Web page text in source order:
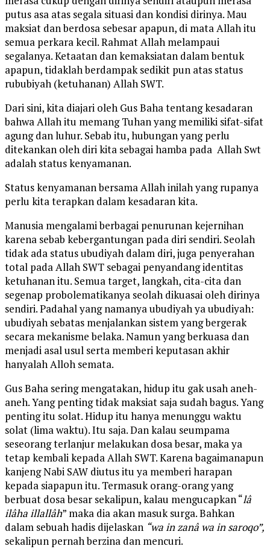
putus asa atas segala situasi dan kondisi dirinya. Mau
maksiat dan berdosa sebesar apapun, di mata Allah itu
semua perkara kecil. Rahmat Allah melampaui
segalanya. Ketaatan dan kemaksiatan dalam bentuk
apapun, tidaklah berdampak sedikit pun atas status
rububiyah (ketuhanan) Allah SWT.
Dari sini, kita diajari oleh Gus Baha tentang kesadaran
bahwa Allah itu memang Tuhan yang memiliki sifat-sifat
agung dan luhur. Sebab itu, hubungan yang perlu
ditekankan oleh diri kita sebagai hamba pada Allah Swt
adalah status kenyamanan.
Status kenyamanan bersama Allah inilah yang rupanya
perlu kita terapkan dalam kesadaran kita.
Manusia mengalami berbagai penurunan kejernihan
karena sebab kebergantungan pada diri sendiri. Seolah
tidak ada status ubudiyah dalam diri, juga penyerahan
total pada Allah SWT sebagai penyandang identitas
ketuhanan itu. Semua target, langkah, cita-cita dan
segenap probolematikanya seolah dikuasai oleh dirinya
sendiri. Padahal yang namanya ubudiyah ya ubudiyah:
ubudiyah sebatas menjalankan sistem yang bergerak
secara mekanisme belaka. Namun yang berkuasa dan
menjadi asal usul serta memberi keputasan akhir
hanyalah Alloh semata.
Gus Baha sering mengatakan, hidup itu gak usah aneh-
aneh. Yang penting tidak maksiat saja sudah bagus. Yang
penting itu solat. Hidup itu hanya menunggu waktu
solat (lima waktu). Itu saja. Dan kalau seumpama
seseorang terlanjur melakukan dosa besar, maka ya
tetap kembali kepada Allah SWT. Karena bagaimanapun
kanjeng Nabi SAW diutus itu ya memberi harapan
kepada siapapun itu. Termasuk orang-orang yang
berbuat dosa besar sekalipun, kalau mengucapkan “lâ
ilâha illallâh” maka dia akan masuk surga. Bahkan
dalam sebuah hadis dijelaskan “wa in zanâ wa in saroqo”,
sekalipun pernah berzina dan mencuri.